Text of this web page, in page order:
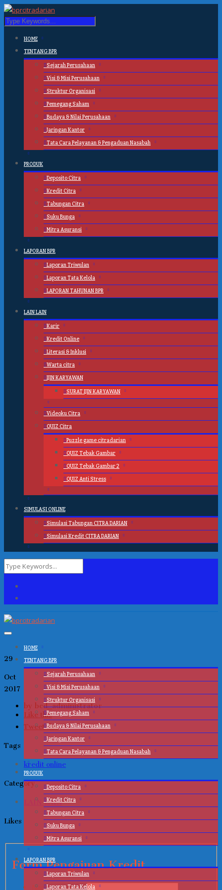
HOME
TENTANG BPR
Sejarah Perusahaan
Visi & Misi Perusahaan
Struktur Organisasi
Pemegang Saham
Budaya & Nilai Perusahaan
Jaringan Kantor
Tata Cara Pelayanan & Pengaduan Nasabah
PRODUK
Deposito Citra
Kredit Citra
Tabungan Citra
Suku Bunga
Mitra Asuransi
LAPORAN BPR
Laporan Triwulan
Laporan Tata Kelola
LAPORAN TAHUNAN BPR
LAIN LAIN
Karir
Kredit Online
Literasi & Inklusi
Warta citra
IJIN KARYAWAN
SURAT IJIN KARYAWAN
Videoku Citra
QUIZ Citra
Puzzle game citradarian
QUIZ Tebak Gambar
QUIZ Tebak Gambar 2
QUIZ Anti Stress
SIMULASI ONLINE
Simulasi Tabungan CITRA DARIAN
Simulasi Kredit CITRA DARIAN
HOME
TENTANG BPR
Sejarah Perusahaan
Visi & Misi Perusahaan
Struktur Organisasi
Pemegang Saham
Budaya & Nilai Perusahaan
Jaringan Kantor
Tata Cara Pelayanan & Pengaduan Nasabah
PRODUK
Deposito Citra
Kredit Citra
Tabungan Citra
Suku Bunga
Mitra Asuransi
LAPORAN BPR
Laporan Triwulan
Laporan Tata Kelola
29
Oct
2017
by bcd_administrator
Like this
Tweet this
Tags
kredit online
Category
LAIN LAIN
Likes
Form Pengajuan Kredit
Nama Lengkap*